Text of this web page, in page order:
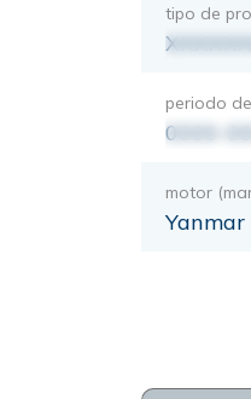
tipo de
periodo
0000-
motor